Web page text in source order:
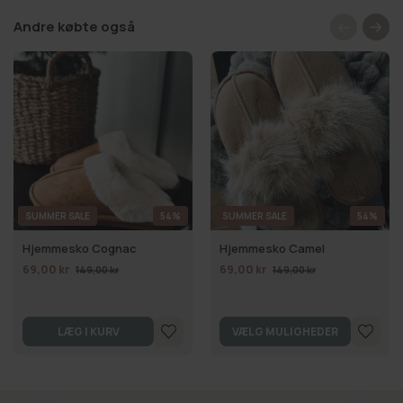
Andre købte også
SUMMER SALE 54%
Hjemmesko Cognac
69,00 kr 149,00 kr
LÆG I KURV
SUMMER SALE 54%
Hjemmesko Camel
69,00 kr 149,00 kr
VÆLG MULIGHEDER